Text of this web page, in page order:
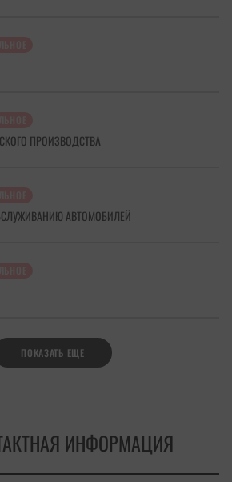
ПРОИЗВОДСТВА
АВТОМОБИЛЕЙ
ПОКАЗАТЬ ЕЩЕ
ИНФОРМАЦИЯ